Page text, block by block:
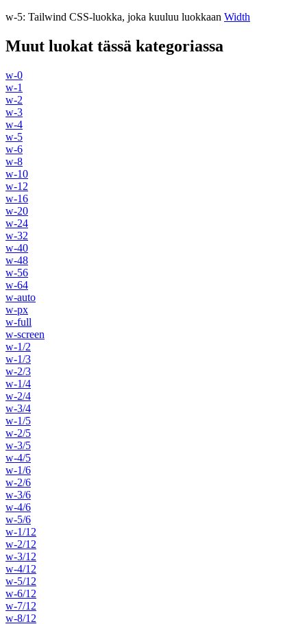
w-5: Tailwind CSS-luokka, joka kuuluu luokkaan Width
Muut luokat tässä kategoriassa
w-0
w-1
w-2
w-3
w-4
w-5
w-6
w-8
w-10
w-12
w-16
w-20
w-24
w-32
w-40
w-48
w-56
w-64
w-auto
w-px
w-full
w-screen
w-1/2
w-1/3
w-2/3
w-1/4
w-2/4
w-3/4
w-1/5
w-2/5
w-3/5
w-4/5
w-1/6
w-2/6
w-3/6
w-4/6
w-5/6
w-1/12
w-2/12
w-3/12
w-4/12
w-5/12
w-6/12
w-7/12
w-8/12